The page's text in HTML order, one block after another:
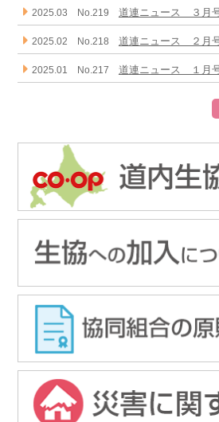
2025.03 No.219 道連ニュース ３月
2025.02 No.218 道連ニュース ２月
2025.01 No.217 道連ニュース １月